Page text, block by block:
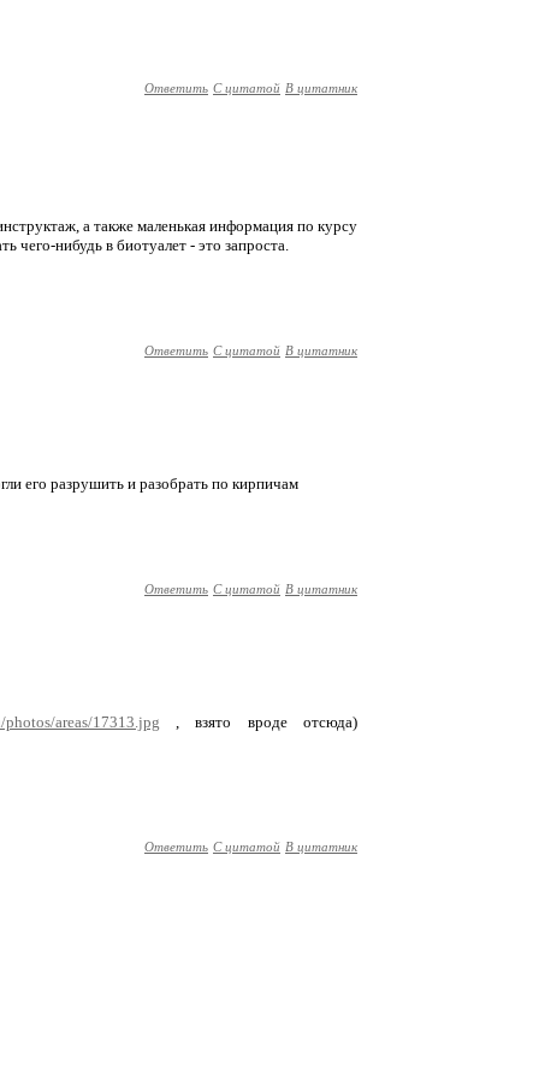
Ответить С цитатой В цитатник
а также маленькая информация по курсу
чего-нибудь в биотуалет - это запроста.
Ответить С цитатой В цитатник
его разрушить и разобрать по кирпичам
Ответить С цитатой В цитатник
areas/17313.jpg , взято вроде отсюда)
Ответить С цитатой В цитатник